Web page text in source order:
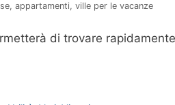
appartamenti, ville per le vacanze
di trovare